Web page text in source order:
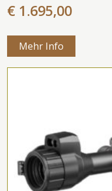
€ 1.695,00
Mehr Info